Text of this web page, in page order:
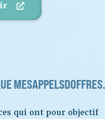
qui ont pour objectif